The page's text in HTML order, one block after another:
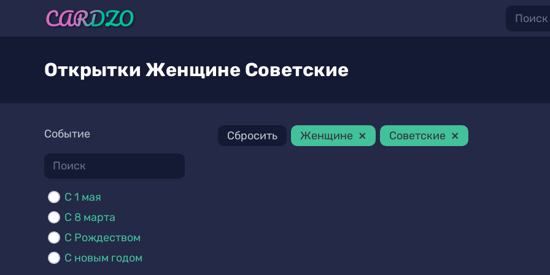
Открытки Женщине Советские
Событие
C 1 мая
С 8 марта
С Рождеством
С новым годом
Сбросить Женщине × Советские ×